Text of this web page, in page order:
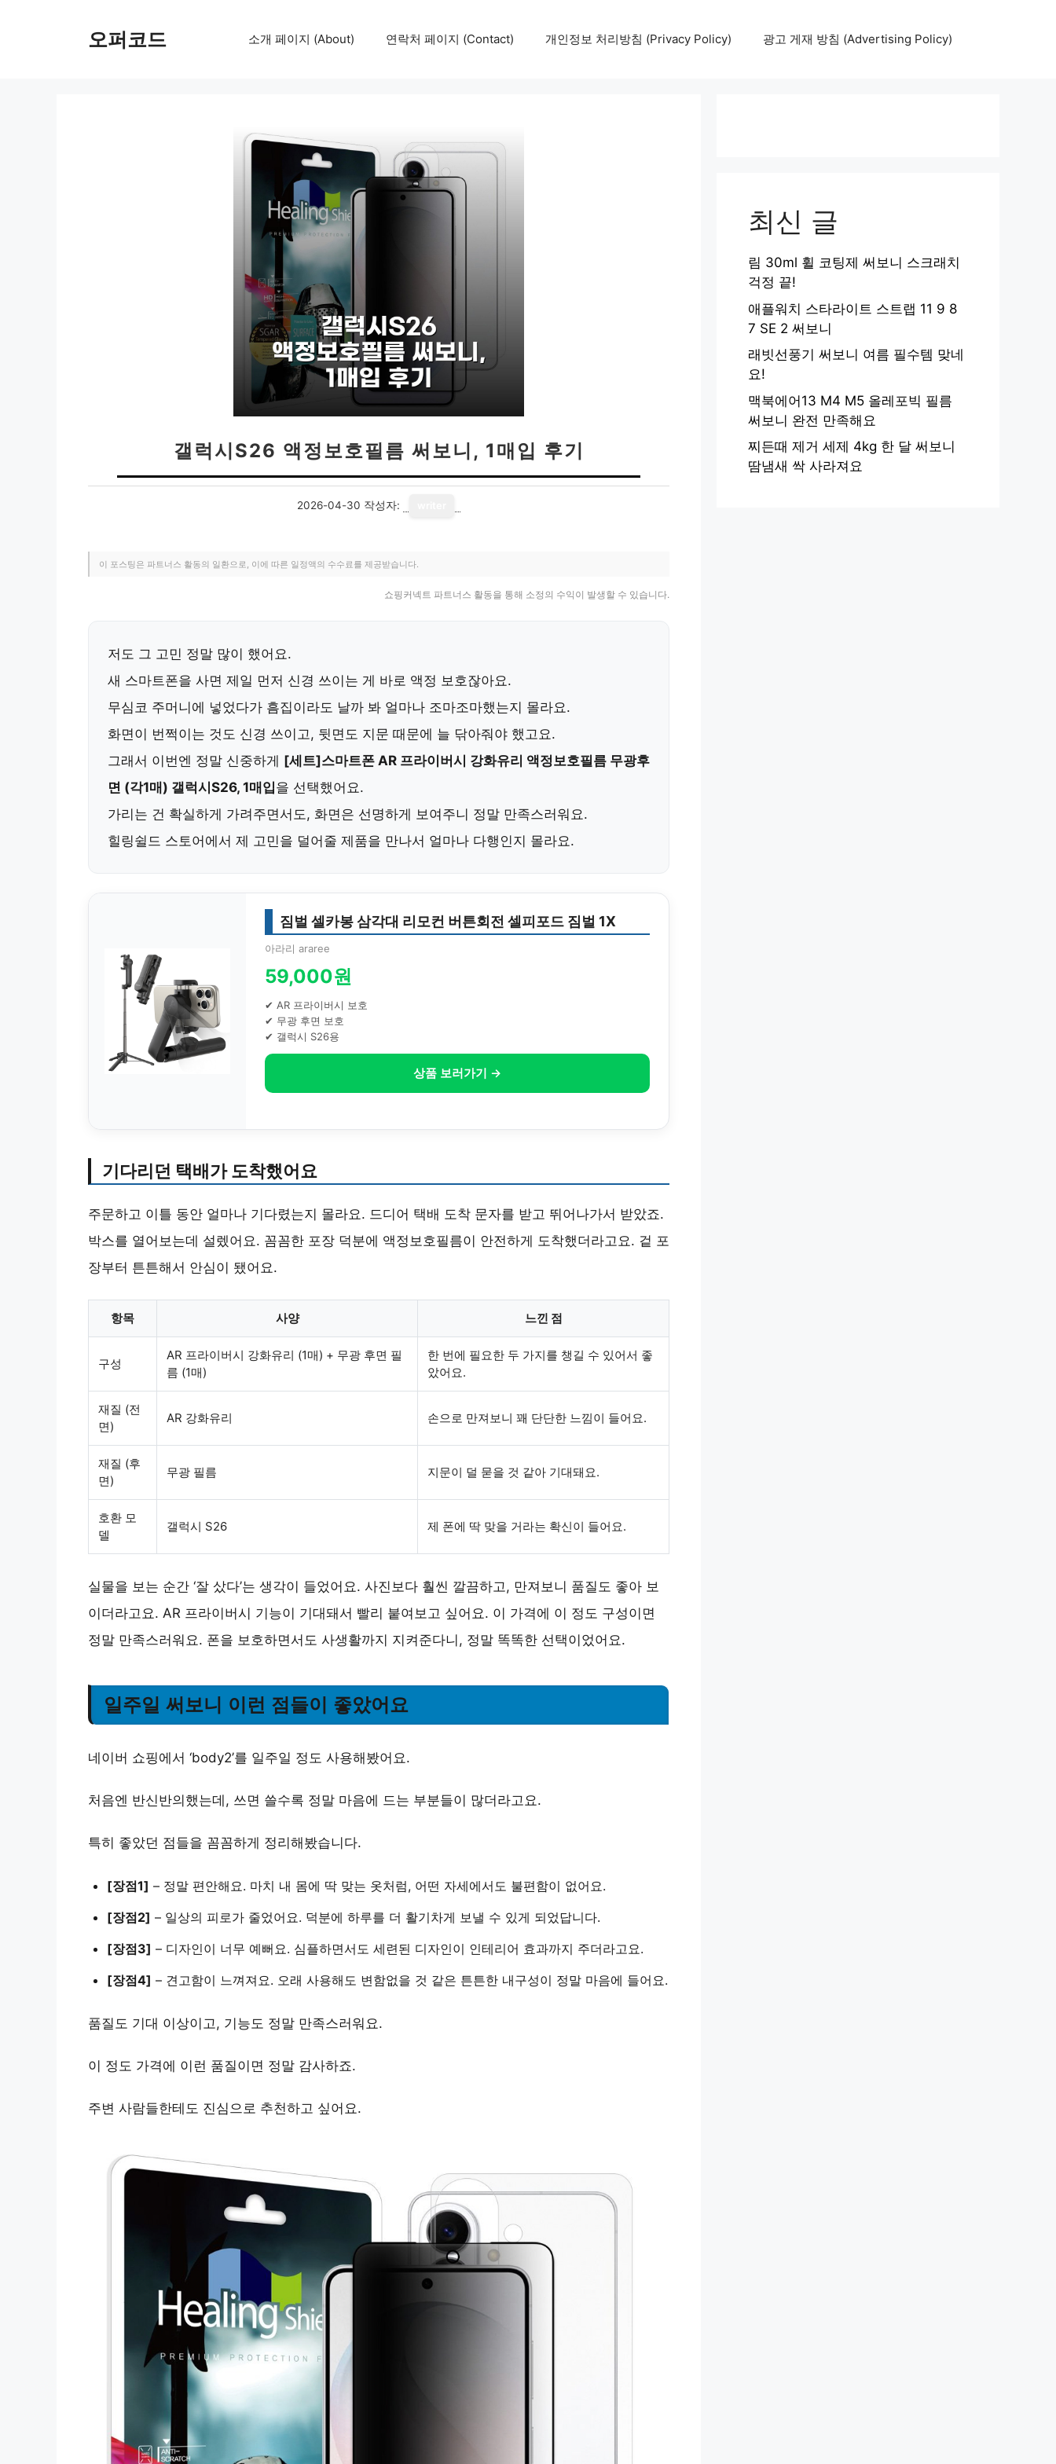
오퍼코드 소개 페이지 (About) 연락처 페이지 (Contact) 개인정보 처리방침 (Privacy Policy) 광고 게재 방침 (Advertising Policy)
갤럭시S26 액정보호필름 써보니, 1매입 후기
2026-04-30 작성자:
이 포스팅은 파트너스 활동의 일환으로, 이에 따른 일정액의 수수료를 제공받습니다.
쇼핑커넥트 파트너스 활동을 통해 소정의 수익이 발생할 수 있습니다.
저도 그 고민 정말 많이 했어요.
새 스마트폰을 사면 제일 먼저 신경 쓰이는 게 바로 액정 보호잖아요.
무심코 주머니에 넣었다가 흠집이라도 날까 봐 얼마나 조마조마했는지 몰라요.
화면이 번쩍이는 것도 신경 쓰이고, 뒷면도 지문 때문에 늘 닦아줘야 했고요.
그래서 이번엔 정말 신중하게 [세트]스마트폰 AR 프라이버시 강화유리 액정보호필름 무광후
면 (각1매) 갤럭시S26, 1매입을 선택했어요.
가리는 건 확실하게 가려주면서도, 화면은 선명하게 보여주니 정말 만족스러워요.
힐링쉴드 스토어에서 제 고민을 덜어줄 제품을 만나서 얼마나 다행인지 몰라요.
짐벌 셀카봉 삼각대 리모컨 버튼회전 셀피포드 짐벌 1X
아라리 araree
59,000원
✔ AR 프라이버시 보호
✔ 무광 후면 보호
✔ 갤럭시 S26용
상품 보러가기 →
기다리던 택배가 도착했어요
주문하고 이틀 동안 얼마나 기다렸는지 몰라요. 드디어 택배 도착 문자를 받고 뛰어나가서 받았죠.
박스를 열어보는데 설렜어요. 꼼꼼한 포장 덕분에 액정보호필름이 안전하게 도착했더라고요. 겉 포
장부터 튼튼해서 안심이 됐어요.
항목 사양 느낀 점
구성
AR 프라이버시 강화유리 (1매) + 무광 후면 필
름 (1매)
한 번에 필요한 두 가지를 챙길 수 있어서 좋
았어요.
재질 (전
면)
AR 강화유리 손으로 만져보니 꽤 단단한 느낌이 들어요.
재질 (후
면)
무광 필름 지문이 덜 묻을 것 같아 기대돼요.
호환 모
델
갤럭시 S26 제 폰에 딱 맞을 거라는 확신이 들어요.
실물을 보는 순간 ‘잘 샀다’는 생각이 들었어요. 사진보다 훨씬 깔끔하고, 만져보니 품질도 좋아 보
이더라고요. AR 프라이버시 기능이 기대돼서 빨리 붙여보고 싶어요. 이 가격에 이 정도 구성이면
정말 만족스러워요. 폰을 보호하면서도 사생활까지 지켜준다니, 정말 똑똑한 선택이었어요.
일주일 써보니 이런 점들이 좋았어요
네이버 쇼핑에서 ‘body2’를 일주일 정도 사용해봤어요.
처음엔 반신반의했는데, 쓰면 쓸수록 정말 마음에 드는 부분들이 많더라고요.
특히 좋았던 점들을 꼼꼼하게 정리해봤습니다.
[장점1] – 정말 편안해요. 마치 내 몸에 딱 맞는 옷처럼, 어떤 자세에서도 불편함이 없어요.
[장점2] – 일상의 피로가 줄었어요. 덕분에 하루를 더 활기차게 보낼 수 있게 되었답니다.
[장점3] – 디자인이 너무 예뻐요. 심플하면서도 세련된 디자인이 인테리어 효과까지 주더라고요.
[장점4] – 견고함이 느껴져요. 오래 사용해도 변함없을 것 같은 튼튼한 내구성이 정말 마음에 들어요.
품질도 기대 이상이고, 기능도 정말 만족스러워요.
이 정도 가격에 이런 품질이면 정말 감사하죠.
주변 사람들한테도 진심으로 추천하고 싶어요.
최신 글
림 30ml 휠 코팅제 써보니 스크래치
걱정 끝!
애플워치 스타라이트 스트랩 11 9 8
7 SE 2 써보니
래빗선풍기 써보니 여름 필수템 맞네
요!
맥북에어13 M4 M5 올레포빅 필름
써보니 완전 만족해요
찌든때 제거 세제 4kg 한 달 써보니
땀냄새 싹 사라져요